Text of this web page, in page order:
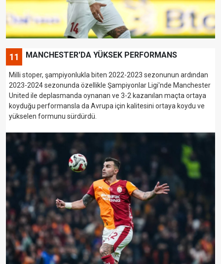
11 MANCHESTER'DA YÜKSEK PERFORMANS
Milli stoper, şampiyonlukla biten 2022-2023 sezonunun ardından
2023-2024 sezonunda özellikle Şampiyonlar Ligi'nde Manchester
United ile deplasmanda oynanan ve 3-2 kazanılan maçta ortaya
koyduğu performansla da Avrupa için kalitesini ortaya koydu ve
yükselen formunu sürdürdü.